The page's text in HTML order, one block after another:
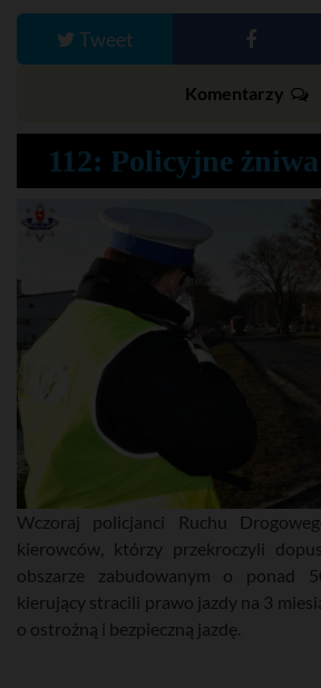
Tweet
Komentarzy
112: Policyjne
Wczoraj policjanci Ruchu
kierowców, którzy przekroczyli
obszarze zabudowanym o ponad
kierujący stracili prawo jazdy na 3
o ostrożną i bezpieczną jazdę.